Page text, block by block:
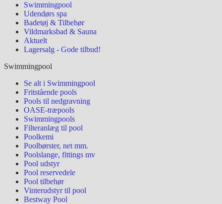
Swimmingpool
Udendørs spa
Badetøj & Tilbehør
Vildmarksbad & Sauna
Aktuelt
Lagersalg - Gode tilbud!
Swimmingpool
Se alt i Swimmingpool
Fritstående pools
Pools til nedgravning
OASE-træpools
Swimmingpools
Filteranlæg til pool
Poolkemi
Poolbørster, net mm.
Poolslange, fittings mv
Pool udstyr
Pool reservedele
Pool tilbehør
Vinterudstyr til pool
Bestway Pool